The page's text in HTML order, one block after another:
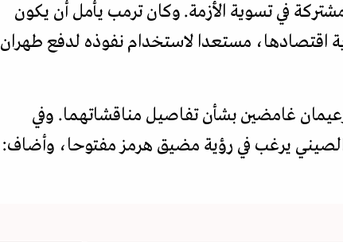
في تسوية الأزمة. وكان ترمب يأمل أن يكون
اقتصادها، مستعدا لاستخدام نفوذه لدفع طهران
غامضين بشأن تفاصيل مناقشاتهما. وفي
يرغب في رؤية مضيق هرمز مفتوحا، وأضاف: